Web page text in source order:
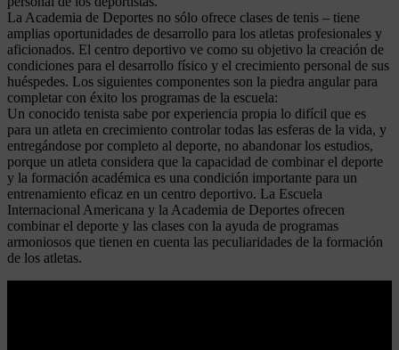
La Academia de Deportes no sólo ofrece clases de tenis – tiene
amplias oportunidades de desarrollo para los atletas profesionales y
aficionados. El centro deportivo ve como su objetivo la creación de
condiciones para el desarrollo físico y el crecimiento personal de sus
huéspedes. Los siguientes componentes son la piedra angular para
completar con éxito los programas de la escuela:
Un conocido tenista sabe por experiencia propia lo difícil que es
para un atleta en crecimiento controlar todas las esferas de la vida, y
entregándose por completo al deporte, no abandonar los estudios,
porque un atleta considera que la capacidad de combinar el deporte
y la formación académica es una condición importante para un
entrenamiento eficaz en un centro deportivo. La Escuela
Internacional Americana y la Academia de Deportes ofrecen
combinar el deporte y las clases con la ayuda de programas
armoniosos que tienen en cuenta las peculiaridades de la formación
de los atletas.